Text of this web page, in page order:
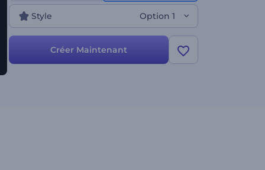
Style Option 1
Créer Maintenant